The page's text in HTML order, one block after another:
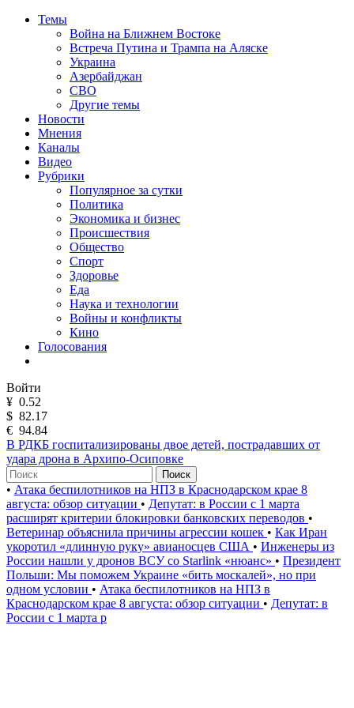
Темы
Война на Ближнем Востоке
Встреча Путина и Трампа на Аляске
Украина
Азербайджан
СВО
Другие темы
Новости
Мнения
Каналы
Видео
Рубрики
Популярное за сутки
Политика
Экономика и бизнес
Происшествия
Общество
Спорт
Здоровье
Еда
Наука и технологии
Войны и конфликты
Кино
Голосования
Войти
¥ 0.52
$ 82.17
€ 94.84
В РДКБ госпитализированы двое детей, пострадавших от
удара дрона в Архипо-Осиповке
Поиск
• Атака беспилотников на НПЗ в Краснодарском крае 8
августа: обзор ситуации • Депутат: в России с 1 марта
расширят критерии блокировки банковских переводов •
Ветеринар объяснила причины агрессии кошек • Как Иран
укоротил «длинную руку» авианосцев США • Инженеры из
России нашли у дронов ВСУ со Starlink «нюанс» • Президент
Польши: Мы поможем Украине «бить москалей», но при
одном условии • Атака беспилотников на НПЗ в
Краснодарском крае 8 августа: обзор ситуации • Депутат: в
России с 1 марта р